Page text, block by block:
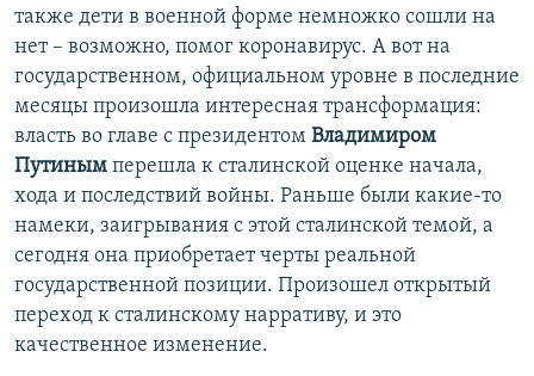
также дети в военной форме немножко сошли на
нет – возможно, помог коронавирус. А вот на
государственном, официальном уровне в последние
месяцы произошла интересная трансформация:
власть во главе с президентом Владимиром
Путиным перешла к сталинской оценке начала,
хода и последствий войны. Раньше были какие-то
намеки, заигрывания с этой сталинской темой, а
сегодня она приобретает черты реальной
государственной позиции. Произошел открытый
переход к сталинскому нарративу, и это
качественное изменение.